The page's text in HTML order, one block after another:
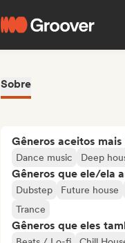
Sobre
Gêneros aceitos
Dance music Deep
Gêneros que ele/ela
Dubstep Future house
Trance
Gêneros que eles